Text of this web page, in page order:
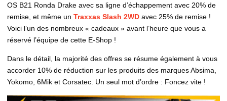
OS B21 Ronda Drake avec sa ligne d’échappement avec 20% de
remise, et même un Traxxas Slash 2WD avec 25% de remise !
Voici l’un des nombreux « cadeaux » avant l’heure que vous a
réservé l’équipe de cette E-Shop !
Dans le détail, la majorité des offres se résume également à vous
accorder 10% de réduction sur les produits des marques Absima,
Yokomo, 6Mik et Corsatec. Un seul mot d’ordre : Foncez vite !